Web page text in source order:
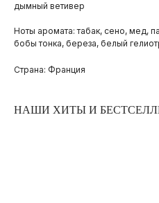
дымный ветивер
Ноты аромата: табак, сено, мед,
бобы тонка, береза, белый
Страна: Франция
НАШИ ХИТЫ И